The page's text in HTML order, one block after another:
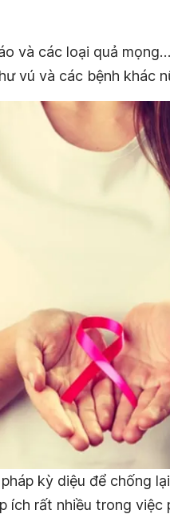
và các loại quả
vú và các bệnh khác
kỳ diệu để chống
ích rất nhiều trong